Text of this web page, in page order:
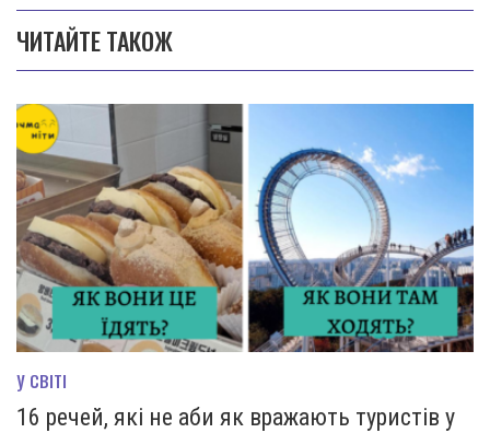
ЧИТАЙТЕ ТАКОЖ
У СВІТІ
16 речей, які не аби як вражають туристів у